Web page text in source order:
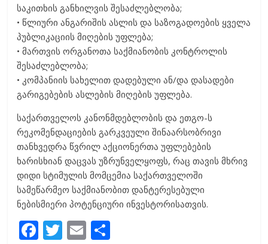
საკითხის განხილვის შესაძლებლობა;
• წლიური ანგარიშის ასლის და საზოგადოების ყველა
პუბლიკაციის მიღების უფლება;
• მართვის ორგანოთა საქმიანობის კონტროლის
შესაძლებლობა;
• კომპანიის სახელით დადებული ან/და დასადები
გარიგებების ასლების მიღების უფლება.
საქართველოს კანონმდებლობის და ეთგო-ს
რეკომენდაციების გარკვეული შინაარსობრივი
თანხვედრა წვრილ აქციონერთა უფლებების
ხარისხიან დაცვას უზრუნველყოფს, რაც თავის მხრივ
დიდი სტიმულის მომცემია საქართველოში
სამეწარმეო საქმიანობით დანტერესებული
ნებისმიერი პოტენციური ინვესტორისათვის.
F T E